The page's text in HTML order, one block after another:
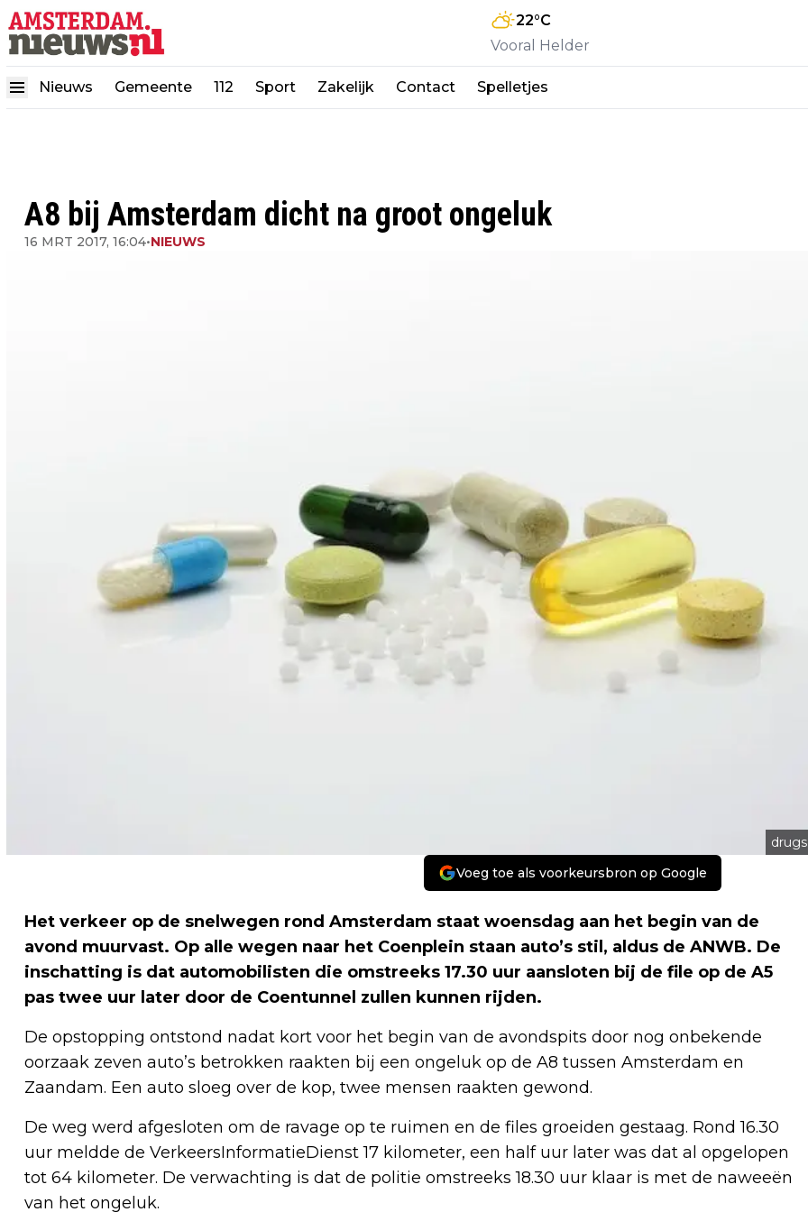
22°C
Vooral Helder
Nieuws Gemeente 112 Sport Zakelijk Contact Spelletjes
A8 bij Amsterdam dicht na groot ongeluk
16 MRT 2017, 16:04•NIEUWS
drugs
Voeg toe als voorkeursbron op Google
Het verkeer op de snelwegen rond Amsterdam staat woensdag aan het begin van de
avond muurvast. Op alle wegen naar het Coenplein staan auto’s stil, aldus de ANWB. De
inschatting is dat automobilisten die omstreeks 17.30 uur aansloten bij de file op de A5
pas twee uur later door de Coentunnel zullen kunnen rijden.
De opstopping ontstond nadat kort voor het begin van de avondspits door nog onbekende
oorzaak zeven auto’s betrokken raakten bij een ongeluk op de A8 tussen Amsterdam en
Zaandam. Een auto sloeg over de kop, twee mensen raakten gewond.
De weg werd afgesloten om de ravage op te ruimen en de files groeiden gestaag. Rond 16.30
uur meldde de VerkeersInformatieDienst 17 kilometer, een half uur later was dat al opgelopen
tot 64 kilometer. De verwachting is dat de politie omstreeks 18.30 uur klaar is met de naweeën
van het ongeluk.